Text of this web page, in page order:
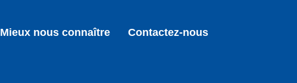
Mieux nous connaître Contactez-nous